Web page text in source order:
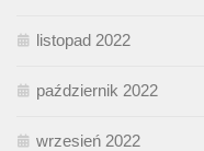
listopad 2022
październik 2022
wrzesień 2022